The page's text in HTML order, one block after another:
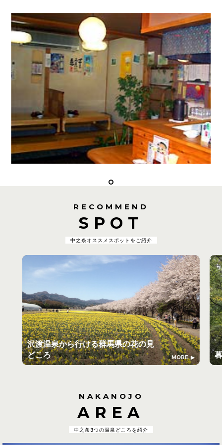
RECOMMEND
SPOT
中之条オススメスポットをご紹介
沢渡温泉から行ける群馬県の花の見
どころ
MORE
NAKANOJO
AREA
中之条3つの温泉どころを紹介